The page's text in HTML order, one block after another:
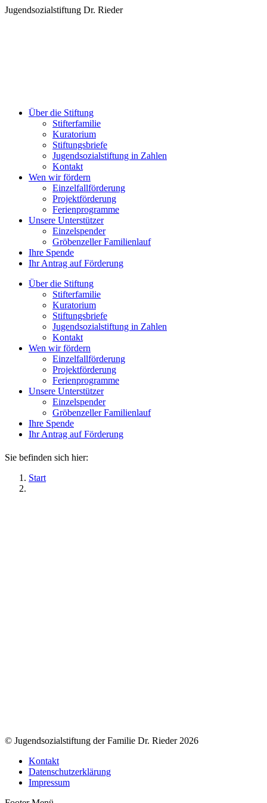
Zum
Jugendsozialstiftung Dr. Rieder
Über die Stiftung
Stifterfamilie
Kuratorium
Stiftungsbriefe
Jugendsozialstiftung in Zahlen
Kontakt
Wen wir fördern
Einzelfallförderung
Projektförderung
Ferienprogramme
Unsere Unterstützer
Einzelspender
Gröbenzeller Familienlauf
Ihre Spende
Ihr Antrag auf Förderung
Über die Stiftung
Stifterfamilie
Kuratorium
Stiftungsbriefe
Jugendsozialstiftung in Zahlen
Kontakt
Wen wir fördern
Einzelfallförderung
Projektförderung
Ferienprogramme
Unsere Unterstützer
Einzelspender
Gröbenzeller Familienlauf
Ihre Spende
Ihr Antrag auf Förderung
Sie befinden sich hier:
Start
© Jugendsozialstiftung der Familie Dr. Rieder 2026
Kontakt
Datenschutzerklärung
Impressum